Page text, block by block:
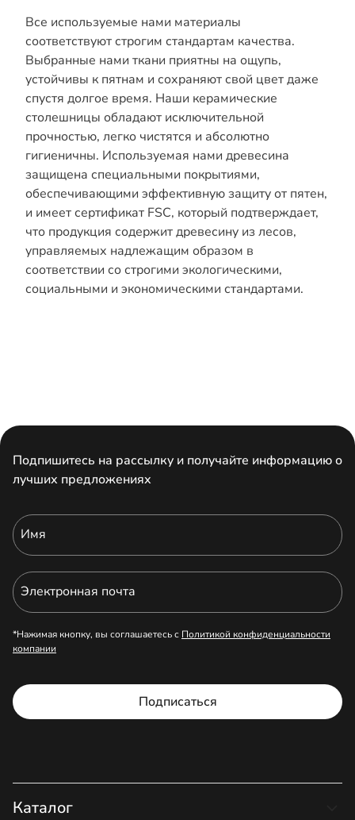
Все используемые нами материалы
соответствуют строгим стандартам качества.
Выбранные нами ткани приятны на ощупь,
устойчивы к пятнам и сохраняют свой цвет даже
спустя долгое время. Наши керамические
столешницы обладают исключительной
прочностью, легко чистятся и абсолютно
гигиеничны. Используемая нами древесина
защищена специальными покрытиями,
обеспечивающими эффективную защиту от пятен,
и имеет сертификат FSC, который подтверждает,
что продукция содержит древесину из лесов,
управляемых надлежащим образом в
соответствии со строгими экологическими,
социальными и экономическими стандартами.
Подпишитесь на рассылку и получайте информацию о
лучших предложениях
Имя
Электронная почта
Подписаться
*Нажимая кнопку, вы соглашаетесь с Политикой конфиденциальности
компании
Каталог